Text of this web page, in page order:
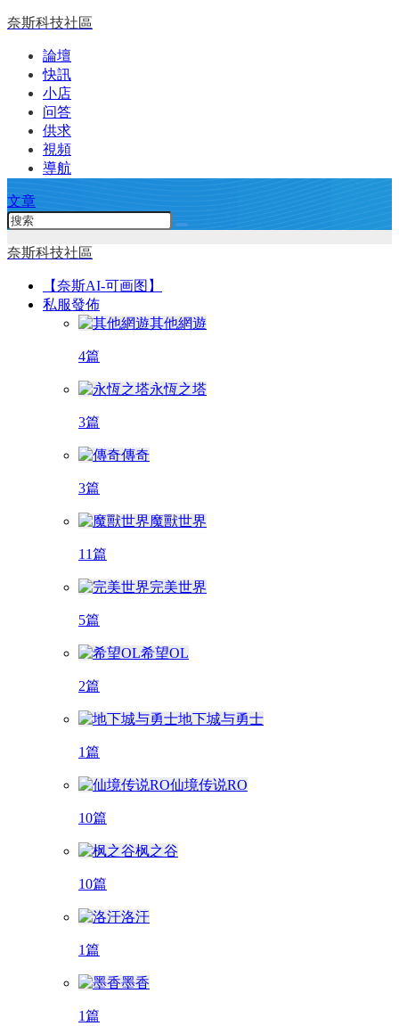
奈斯科技社區
論壇
快訊
小店
问答
供求
視頻
導航
文章
奈斯科技社區
【奈斯AI-可画图】
私服發佈
其他網遊
4篇
永恆之塔
3篇
傳奇
3篇
魔獸世界
11篇
完美世界
5篇
希望OL
2篇
地下城与勇士
1篇
仙境传说RO
10篇
枫之谷
10篇
洛汗
1篇
墨香
1篇